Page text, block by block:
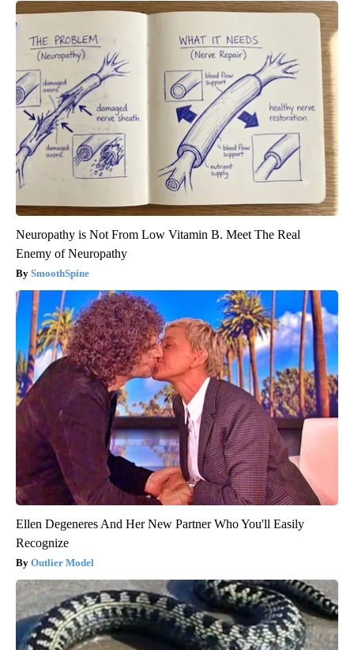
Neuropathy is Not From Low Vitamin B. Meet The Real
Enemy of Neuropathy
SmoothSpine
Ellen Degeneres And Her New Partner Who You'll Easily
Recognize
Outlier Model